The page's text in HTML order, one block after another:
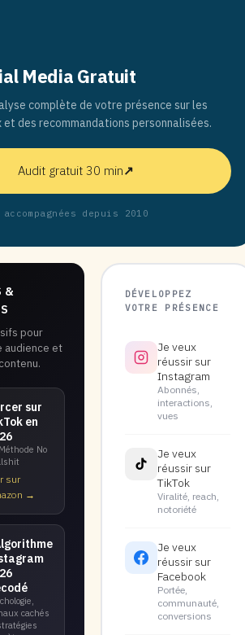
Media Gratuit
complète de votre présence sur les
et des recommandations personnalisées.
Audit gratuit 30 min↗
accompagnées depuis 2010
&
pour
audience et
sur
en
No
sur
→
cachés
DÉVELOPPEZ
VOTRE PRÉSENCE
Je veux
réussir sur
Instagram
Abonnés,
interactions,
vues
Je veux
réussir sur
TikTok
Viralité, reach,
notoriété
Je veux
réussir sur
Facebook
Portée,
communauté,
conversions